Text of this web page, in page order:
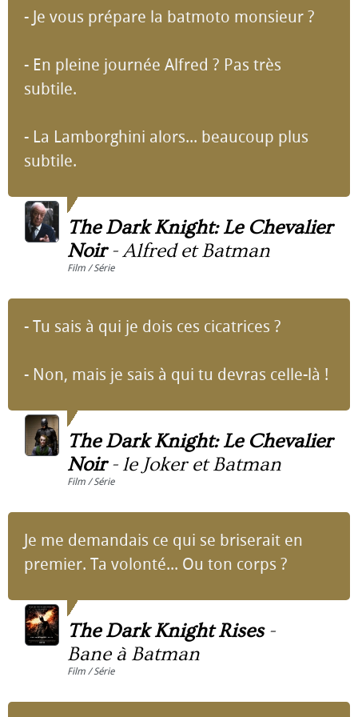
- Je vous prépare la batmoto monsieur ?
- En pleine journée Alfred ? Pas très
subtile.
- La Lamborghini alors... beaucoup plus
subtile.
The Dark Knight: Le Chevalier
Noir-Alfred et Batman
Film / Série
- Tu sais à qui je dois ces cicatrices ?
- Non, mais je sais à qui tu devras celle-là !
The Dark Knight: Le Chevalier
Noir-le Joker et Batman
Film / Série
Je me demandais ce qui se briserait en
premier. Ta volonté... Ou ton corps ?
The Dark Knight Rises-
Bane à Batman
Film / Série